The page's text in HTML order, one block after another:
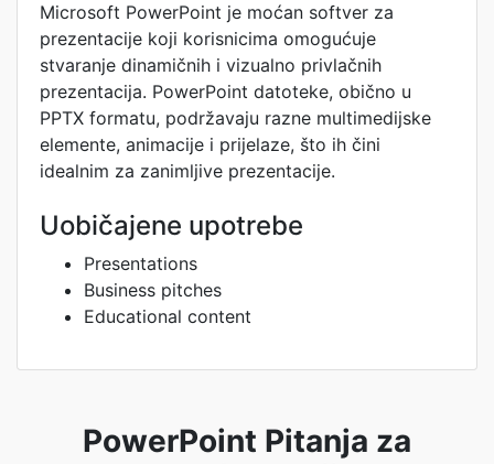
Microsoft PowerPoint je moćan softver za
prezentacije koji korisnicima omogućuje
stvaranje dinamičnih i vizualno privlačnih
prezentacija. PowerPoint datoteke, obično u
PPTX formatu, podržavaju razne multimedijske
elemente, animacije i prijelaze, što ih čini
idealnim za zanimljive prezentacije.
Uobičajene upotrebe
Presentations
Business pitches
Educational content
PowerPoint Pitanja za